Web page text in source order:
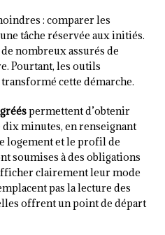
: comparer les
tâche réservée aux initiés.
nombreux assurés de
Pourtant, les outils
cette démarche.
permettent d’obtenir
minutes, en renseignant
logement et le profil de
soumises à des obligations
clairement leur mode
pas la lecture des
offrent un point de départ